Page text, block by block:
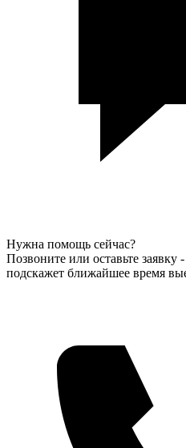
Нужна помощь сейчас?
Позвоните или оставьте заявку
подскажет ближайшее время